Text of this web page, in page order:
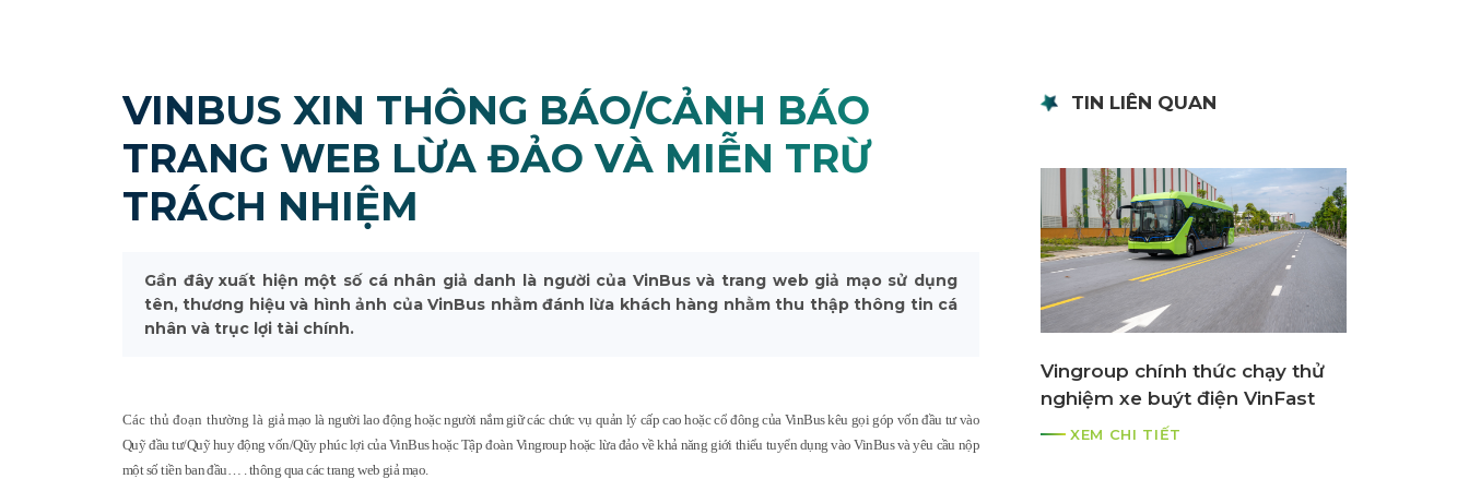
VINBUS XIN THÔNG BÁO/CẢNH BÁO
TRANG WEB LỪA ĐẢO VÀ MIỄN TRỪ
TRÁCH NHIỆM
Gần đây xuất hiện một số cá nhân giả danh là người của VinBus và trang web giả mạo sử dụng
tên, thương hiệu và hình ảnh của VinBus nhằm đánh lừa khách hàng nhằm thu thập thông tin cá
nhân và trục lợi tài chính.
Các thủ đoạn thường là giả mạo là người lao động hoặc người nắm giữ các chức vụ quản lý cấp cao hoặc cổ đông của VinBus kêu gọi góp vốn đầu tư vào
Quỹ đầu tư/Quỹ huy động vốn/Qũy phúc lợi của VinBus hoặc Tập đoàn Vingroup hoặc lừa đảo về khả năng giới thiểu tuyển dụng vào VinBus và yêu cầu nộp
một số tiền ban đầu… . thông qua các trang web giả mạo.
TIN LIÊN QUAN
Vingroup chính thức chạy thử
nghiệm xe buýt điện VinFast
XEM CHI TIẾT